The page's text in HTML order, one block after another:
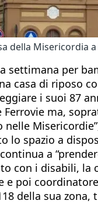
della Misericordia
settimana per
casa di riposo
i suoi 87
ma,
nelle
lo spazio a
a
con i disabili, la
e poi
della sua